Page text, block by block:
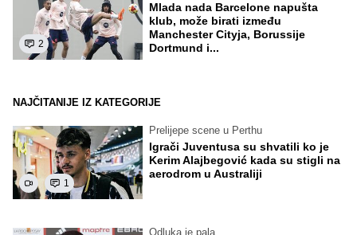
2
Mlada nada Barcelone napušta
klub, može birati između
Manchester Cityja, Borussije
Dortmund i...
NAJČITANIJE IZ KATEGORIJE
1
Prelijepe scene u Perthu
Igrači Juventusa su shvatili ko je
Kerim Alajbegović kada su stigli na
aerodrom u Australiji
Odluka je pala